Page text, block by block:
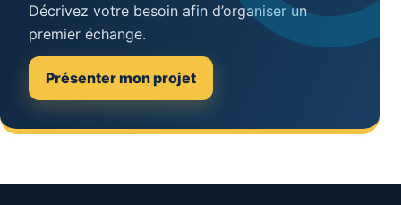
Décrivez votre besoin afin d’organiser un
premier échange.
Présenter mon projet